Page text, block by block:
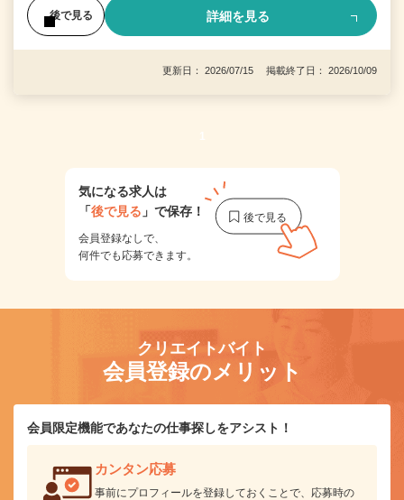
後で見る 詳細を見る
更新日： 2026/07/15 掲載終了日： 2026/10/09
1
気になる求人は
「後で見る 」で保存！
会員登録なしで、
何件でも応募できます。
クリエイトバイト
会員登録のメリット
会員限定機能であなたの仕事探しをアシスト！
カンタン応募
事前にプロフィールを登録しておくことで、応募時の